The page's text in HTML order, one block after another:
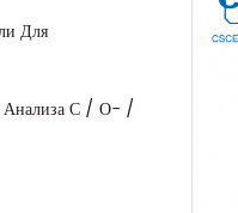
Для
Анализа С / О- /